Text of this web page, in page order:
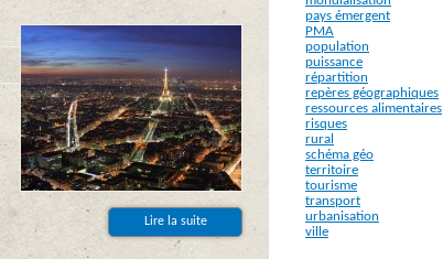
Lire la suite
pays émergent
PMA
population
puissance
répartition
repères géographiques
ressources alimentaires
risques
rural
schéma géo
territoire
tourisme
transport
urbanisation
ville